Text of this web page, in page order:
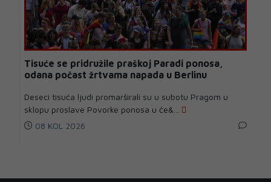
Tisuće se pridružile praškoj Paradi ponosa,
odana počast žrtvama napada u Berlinu
Deseci tisuća ljudi promarširali su u subotu Pragom u
sklopu proslave Povorke ponosa u če&...
08 KOL 2026